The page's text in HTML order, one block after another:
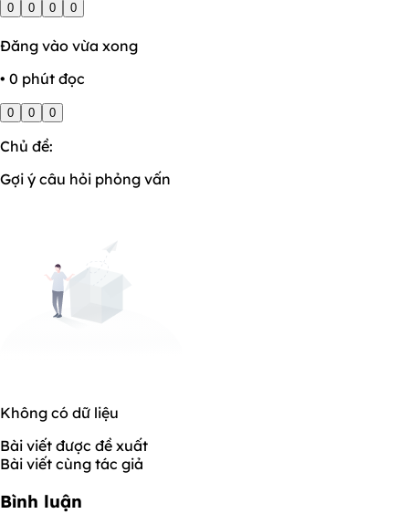
0
0 0 0
Đăng vào vừa xong
• 0 phút đọc
0 0 0
Chủ đề:
Gợi ý câu hỏi phỏng vấn
Không có dữ liệu
Bài viết được đề xuất
Bài viết cùng tác giả
Bình luận